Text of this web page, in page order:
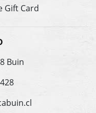
Gift Card
Buin